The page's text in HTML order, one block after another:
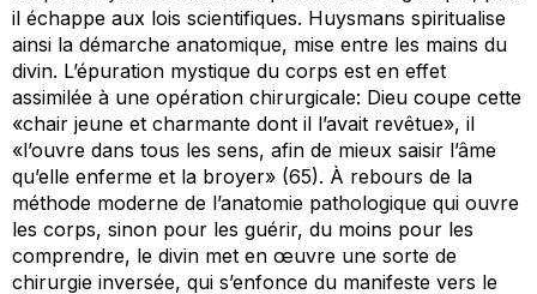
il échappe aux lois scientifiques. Huysmans spiritualise
ainsi la démarche anatomique, mise entre les mains du
divin. L’épuration mystique du corps est en effet
assimilée à une opération chirurgicale: Dieu coupe cette
«chair jeune et charmante dont il l’avait revêtue», il
«l’ouvre dans tous les sens, afin de mieux saisir l’âme
qu’elle enferme et la broyer» (65). À rebours de la
méthode moderne de l’anatomie pathologique qui ouvre
les corps, sinon pour les guérir, du moins pour les
comprendre, le divin met en œuvre une sorte de
chirurgie inversée, qui s’enfonce du manifeste vers le